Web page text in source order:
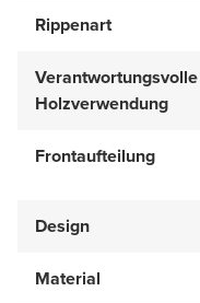
Rippenart
Verantwortungsvolle
Holzverwendung
Frontaufteilung
Design
Material